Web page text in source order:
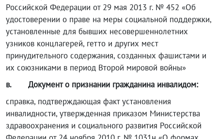
Российской Федерации от 29 мая 2013 г. № 452 «Об
удостоверении о праве на меры социальной поддержки,
установленные для бывших несовершеннолетних
узников концлагерей, гетто и других мест
принудительного содержания, созданных фашистами и
их союзниками в период Второй мировой войны»
в. Документ о признании гражданина инвалидом:
справка, подтверждающая факт установления
инвалидности, утвержденная приказом Министерства
здравоохранения и социального развития Российской